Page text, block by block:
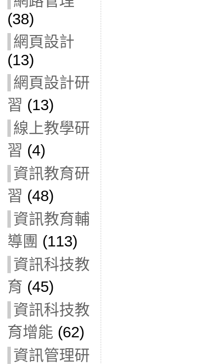
(38)
網頁設計
(13)
網頁設計研
習 (13)
線上教學研
習 (4)
資訊教育研
習 (48)
資訊教育輔
導團 (113)
資訊科技教
育 (45)
資訊科技教
育增能 (62)
資訊管理研